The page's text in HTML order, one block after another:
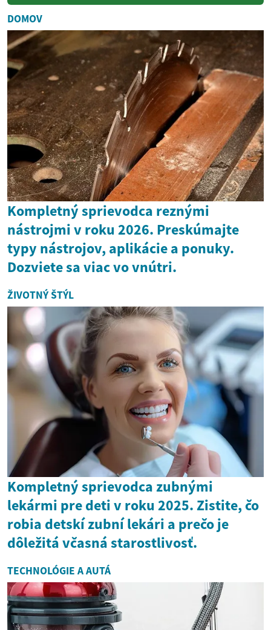
mestách po celom svete. Ich
rastúca obľuba v...
DOMOV
Kompletný sprievodca reznými
nástrojmi v roku 2026. Preskúmajte
typy nástrojov, aplikácie a ponuky.
Dozviete sa viac vo vnútri.
ŽIVOTNÝ ŠTÝL
Kompletný sprievodca zubnými
lekármi pre deti v roku 2025. Zistite, čo
robia detskí zubní lekári a prečo je
dôležitá včasná starostlivosť.
TECHNOLÓGIE A AUTÁ